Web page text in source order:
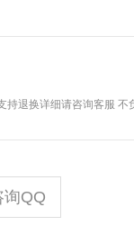
退换详细请咨询客服 不
询QQ